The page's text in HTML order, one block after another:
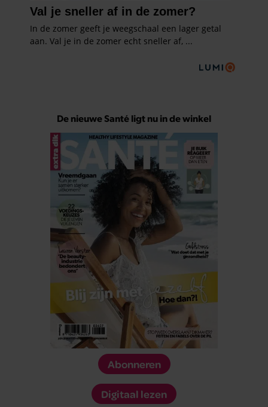
De nieuwe Santé ligt nu in de winkel
Abonneren
Digitaal lezen